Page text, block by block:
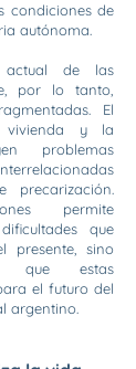
condiciones de
autónoma.
actual de las
por lo tanto,
El
vivienda y la
problemas
permite
que
presente, sino
que estas
el futuro del
argentino.